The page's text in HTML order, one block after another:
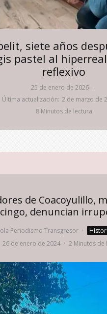
siete años
pastel al
reflexivo
25 de enero de 2026 ·
Última actualización: 2 de marzo de
8 Minutos de lectura
de Coacoyulillo,
denuncian
Periodismo Transgresor ·
26 de enero de 2024 · 2 Minutos de